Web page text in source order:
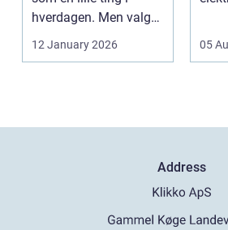
hverdagen. Men valg
af sk&arin...
12 January 2026 05
Address